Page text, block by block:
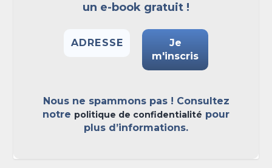
un e-book gratuit !
Nous ne spammons pas ! Consultez
notre politique de confidentialité pour
plus d’informations.